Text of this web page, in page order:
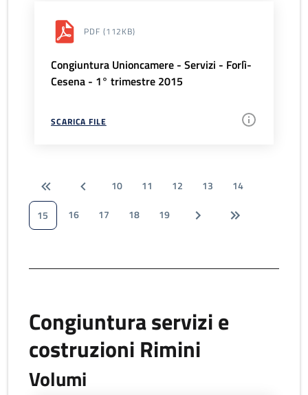
PDF (112KB)
Congiuntura Unioncamere - Servizi - Forlì-
Cesena - 1° trimestre 2015
SCARICA FILE
10 11 12 13
14
15
16 17 18 19
Congiuntura servizi e
costruzioni Rimini
Volumi